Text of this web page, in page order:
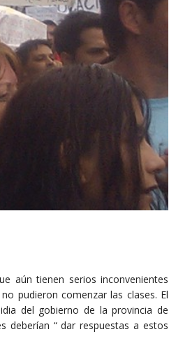
aún tienen serios inconvenientes
pudieron comenzar las clases. El
del gobierno de la provincia de
deberían “ dar respuestas a estos